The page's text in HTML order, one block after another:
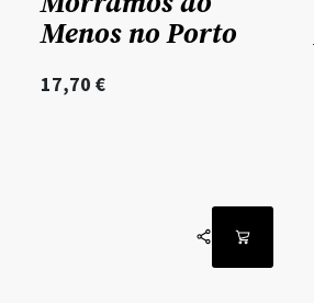
Menos no Porto
17,70 €